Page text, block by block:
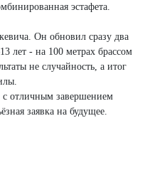
эстафета.
Он обновил сразу два
лет - на 100 метрах брассом
не случайность, а итог
с отличным завершением
заявка на будущее.